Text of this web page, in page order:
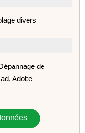
divers
de
Adobe